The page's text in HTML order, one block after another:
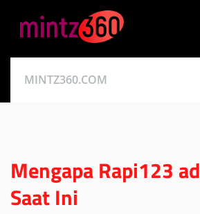
content
MINTZ360.COM
Mengapa Rapi123
Saat Ini